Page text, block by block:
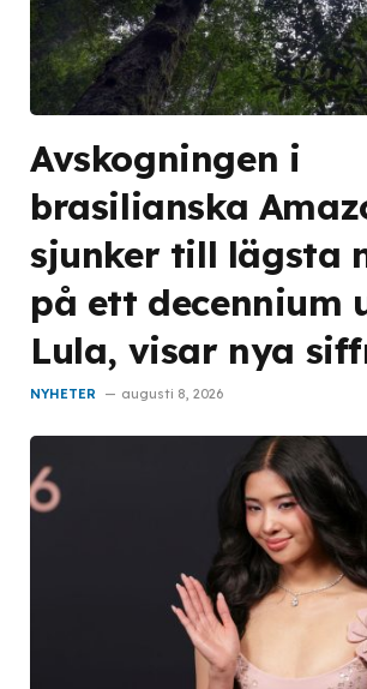
Avskogningen i
brasilianska
sjunker till lägsta
på ett decennium
Lula, visar nya
NYHETER augusti 8, 2026